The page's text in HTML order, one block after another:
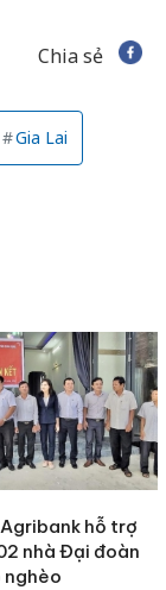
Chia sẻ
Gia Lai
hỗ trợ
nhà Đại đoàn
nghèo